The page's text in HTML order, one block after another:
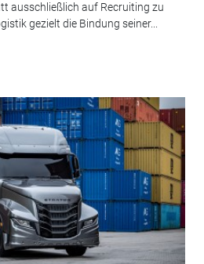
ausschließlich auf Recruiting zu
gezielt die Bindung seiner...